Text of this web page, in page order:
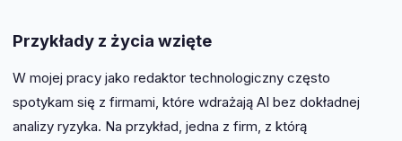
Przykłady z życia wzięte
W mojej pracy jako redaktor technologiczny często
spotykam się z firmami, które wdrażają AI bez dokładnej
analizy ryzyka. Na przykład, jedna z firm, z którą